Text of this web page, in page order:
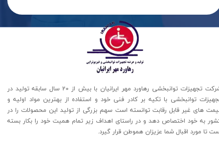
شرکت تجهیزات توانبخشی رهاورد مهر ایرانیان با بیش از 20 سال سابقه تولید در
توانبخشی با تکیه بر کادر فنی خود و استفاده از بهترین مواد اولیه و
های غیر قابل رقابت توانسته است سهم بزرگی از تولید این محصولات را در
به خود اختصاص دهد و در راستای اهداف زیر تمام همیت خود را بکار بسته
تا مورد اقبال شما عزیزان هموطن قرار گیرد​​​​​​​.